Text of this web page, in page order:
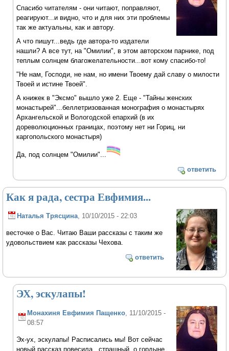
Спасибо читателям - они читают, поправляют,
реагируют...и видно, что и для них эти проблемы
так же актуальны, как и автору.
А что пишут...ведь где автора-то издатели
нашли? А все тут, на "Омилии", в этом авторском парнике, под
теплым солнцем благожелательности...вот кому спасибо-то!
"Не нам, Господи, не нам, но имени Твоему дай славу о милости
Твоей и истине Твоей".
А книжек в "Эксмо" вышло уже 2. Еще - "Тайны женских
монастырей"...беллетризованная монография о монастырях
Архангельской и Вологодской епархий (в их
дореволюционных границах, поэтому нет ни Гориц, ни
каргопольского монастыря)
Да, под солнцем "Омилии"...
ответить
Как я рада, сестра Евфимия...
Наталья Трясцина, 10/10/2015 - 22:03
весточке о Вас. Читаю Ваши рассказы с таким же
удовольствием как рассказы Чехова.
ответить
ЭХ, эскулапы!
Монахиня Евфимия Пащенко, 11/10/2015 -
08:57
Эх-ух, эскулапы! Расписались мы! Вот сейчас
новый рассказ повесила...страшный, о гордыне.